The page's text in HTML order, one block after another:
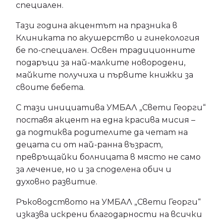
специален.
Тази година акцентът на празника в
Клиниката по акушерство и гинекология
бе по-специален. Освен традиционните
подаръци за най-малките новородени,
майките получиха и първите книжки за
своите бебета.
С тази инициатива УМБАЛ „Свети Георги“
поставя акцент на една красива мисия –
да подтиква родителите да четат на
децата си от най-ранна възраст,
превръщайки болницата в място не само
за лечение, но и за споделена обич и
духовно развитие.
Ръководството на УМБАЛ „Свети Георги“
изказва искрени благодарности на всички